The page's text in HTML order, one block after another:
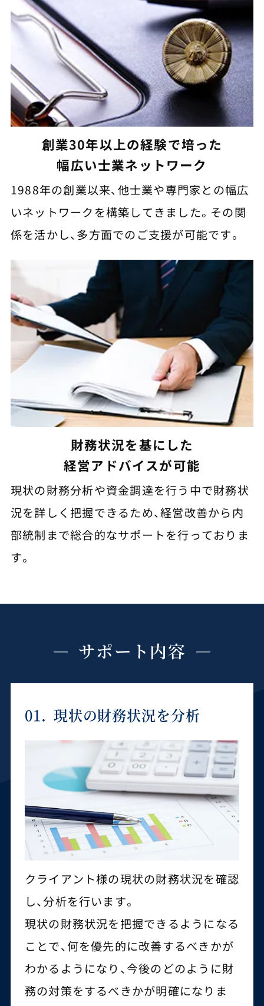
創業30年以上の経験で培った
幅広い士業ネットワーク
1988年の創業以来、他士業や専門家との幅広
いネットワークを構築してきました。その関
係を活かし、多方面でのご支援が可能です。
財務状況を基にした
経営アドバイスが可能
現状の財務分析や資金調達を行う中で財務状
況を詳しく把握できるため、経営改善から内
部統制まで総合的なサポートを行っておりま
す。
サポート内容
01. 現状の財務状況を分析
クライアント様の現状の財務状況を確認
し、分析を行います。
現状の財務状況を把握できるようになる
ことで、何を優先的に改善するべきかが
わかるようになり、今後のどのように財
務の対策をするべきかが明確になりま